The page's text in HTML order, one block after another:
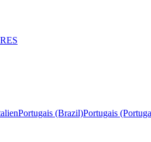
Portugais (Brazil)Portugais